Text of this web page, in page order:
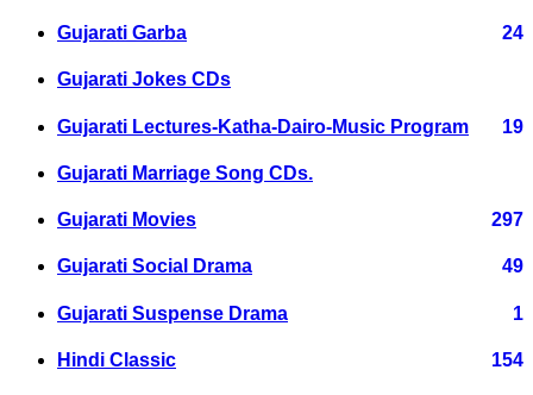
Gujarati Garba 24
Gujarati Jokes CDs
Gujarati Lectures-Katha-Dairo-Music Program 19
Gujarati Marriage Song CDs.
Gujarati Movies 297
Gujarati Social Drama 49
Gujarati Suspense Drama 1
Hindi Classic 154